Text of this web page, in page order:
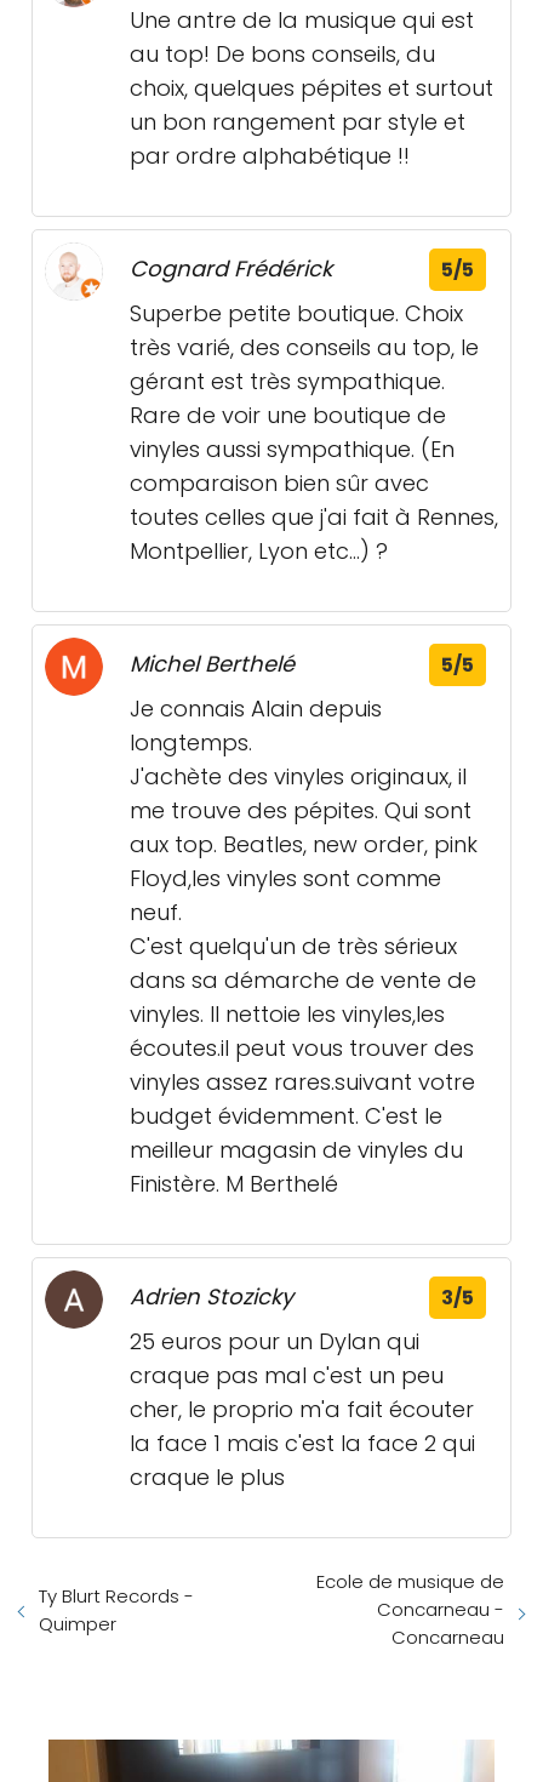
Une antre de la musique qui est
au top! De bons conseils, du
choix, quelques pépites et surtout
un bon rangement par style et
par ordre alphabétique !!
Cognard Frédérick 5/5
Superbe petite boutique. Choix
très varié, des conseils au top, le
gérant est très sympathique.
Rare de voir une boutique de
vinyles aussi sympathique. (En
comparaison bien sûr avec
toutes celles que j'ai fait à Rennes,
Montpellier, Lyon etc...) ?
Michel Berthelé 5/5
Je connais Alain depuis
longtemps.
J'achète des vinyles originaux, il
me trouve des pépites. Qui sont
aux top. Beatles, new order, pink
Floyd,les vinyles sont comme
neuf.
C'est quelqu'un de très sérieux
dans sa démarche de vente de
vinyles. Il nettoie les vinyles,les
écoutes.il peut vous trouver des
vinyles assez rares.suivant votre
budget évidemment. C'est le
meilleur magasin de vinyles du
Finistère. M Berthelé
Adrien Stozicky 3/5
25 euros pour un Dylan qui
craque pas mal c'est un peu
cher, le proprio m'a fait écouter
la face 1 mais c'est la face 2 qui
craque le plus
Ty Blurt Records -
Quimper
Ecole de musique de
Concarneau -
Concarneau